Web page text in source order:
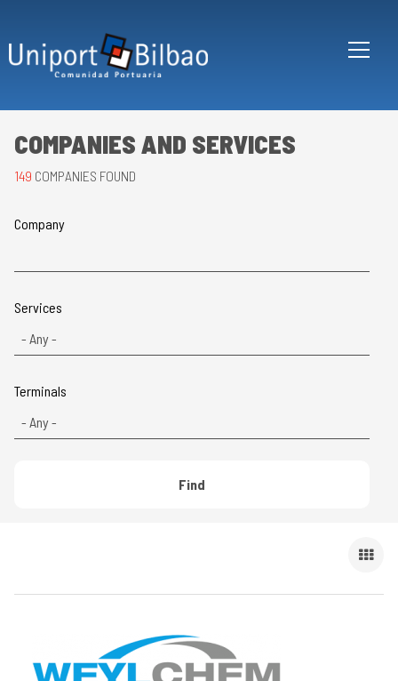
COMPANIES AND SERVICES
149 COMPANIES FOUND
Company
Services
Terminals
Find